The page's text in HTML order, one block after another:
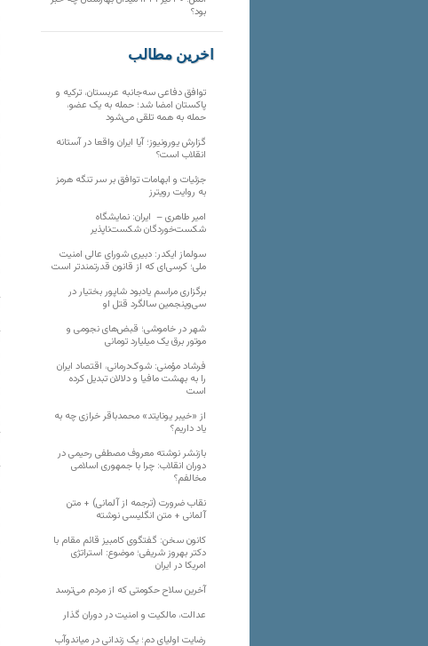
بود؟
آخرین مطالب
توافق دفاعی سه‌جانبه عربستان، ترکیه و
پاکستان امضا شد؛ حمله به یک عضو،
حمله به همه تلقی می‌شود
گزارش یورونیوز؛ آیا ایران واقعا در آستانه
انقلاب است؟
جزئیات و ابهامات توافق بر سر تنگه هرمز
به روایت رویترز
امیر طاهری – ایران: نمایشگاه
شکست‌خوردگان شکست‌ناپذیر
سولماز ایکدر: دبیری شورای عالی امنیت
ملی؛ کرسی‌ای که از قانون قدرتمندتر است
برگزاری مراسم یادبود شاپور بختیار در
سی‌وپنجمین سالگرد قتل او
شهر در خاموشی؛ قبض‌های نجومی و
موتور برق یک میلیارد تومانی
فرشاد مؤمنی: شوک‌درمانی، اقتصاد ایران
را به بهشت مافیا و دلالان تبدیل کرده
است
از «خیبر یونایتد» محمدباقر خرازی چه به
یاد داریم؟
بازنشر نوشته معروف مصطفی رحیمی در
دوران انقلاب: چرا با جمهوری اسلامی
مخالفم؟
نقاب ضرورت (ترجمه از آلمانی) + متن
آلمانی + متن انگلیسی نوشته
کانون سخن: گفتگوی کامبیز قائم مقام با
دکتر بهروز شریفی؛ موضوع: استراتژی
امریکا در ایران
آخرین سلاح حکومتی که از مردم می‌ترسد
عدالت، مالکیت و امنیت در دوران گذار
رضایت اولیای دم؛ یک زندانی در میاندوآب